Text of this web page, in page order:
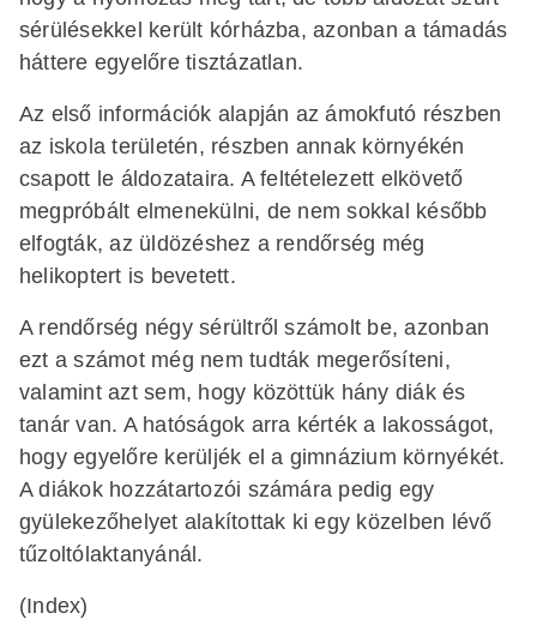
sérülésekkel került kórházba, azonban a támadás
háttere egyelőre tisztázatlan.
Az első információk alapján az ámokfutó részben
az iskola területén, részben annak környékén
csapott le áldozataira. A feltételezett elkövető
megpróbált elmenekülni, de nem sokkal később
elfogták, az üldözéshez a rendőrség még
helikoptert is bevetett.
A rendőrség négy sérültről számolt be, azonban
ezt a számot még nem tudták megerősíteni,
valamint azt sem, hogy közöttük hány diák és
tanár van. A hatóságok arra kérték a lakosságot,
hogy egyelőre kerüljék el a gimnázium környékét.
A diákok hozzátartozói számára pedig egy
gyülekezőhelyet alakítottak ki egy közelben lévő
tűzoltólaktanyánál.
(Index)